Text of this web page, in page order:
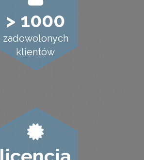
> 1000
zadowolonych
klientów